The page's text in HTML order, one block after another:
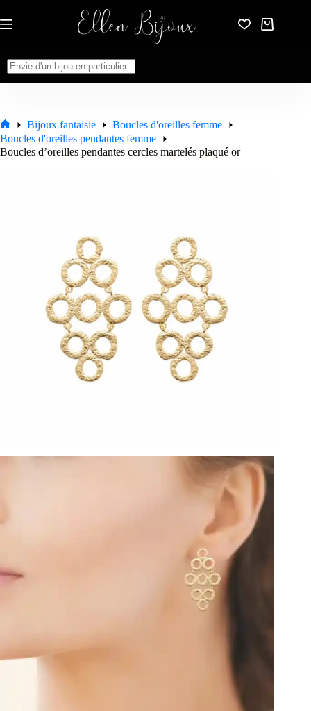
au
contenu
Panier
Accueil
Bijoux fantaisie
Boucles d'oreilles femme
Boucles d'oreilles pendantes femme
Boucles d’oreilles pendantes cercles martelés plaqué or